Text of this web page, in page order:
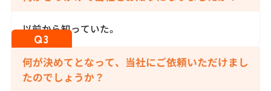
以前から知っていた。
何が決めてとなって、当社にご依頼いただけまし
たのでしょうか？